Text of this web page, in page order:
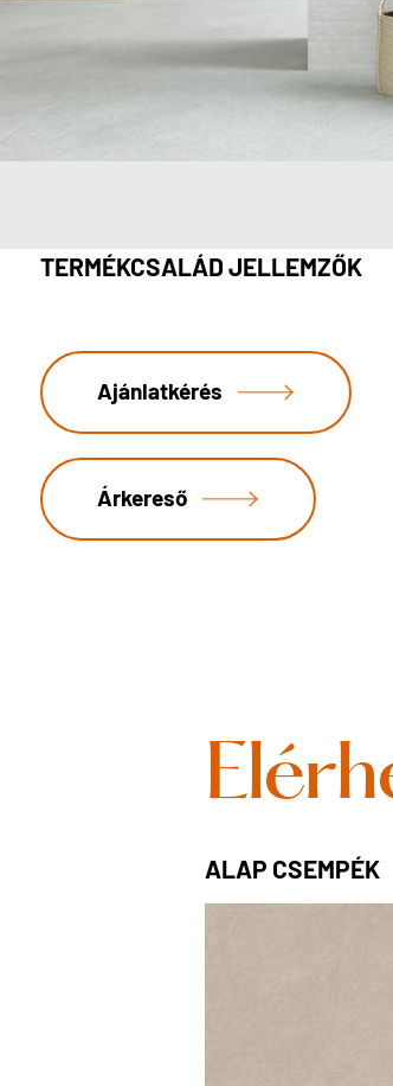
TERMÉKCSALÁD JELLEMZŐK
Ajánlatkérés
Árkereső
ALAP CSEMPÉK